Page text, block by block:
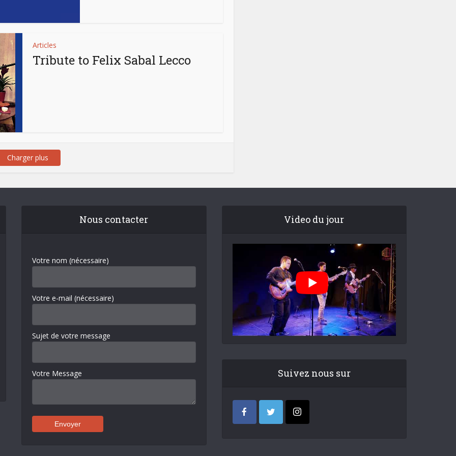
Articles
Tribute to Felix Sabal Lecco
Charger plus
Nous contacter
Votre nom (nécessaire)
Votre e-mail (nécessaire)
Sujet de votre message
Votre Message
Video du jour
Suivez nous sur